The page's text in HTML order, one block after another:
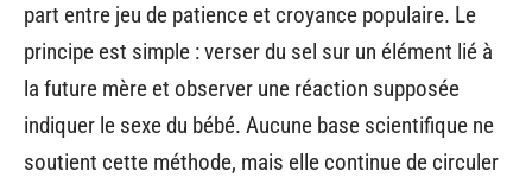
part entre jeu de patience et croyance populaire. Le
principe est simple : verser du sel sur un élément lié à
la future mère et observer une réaction supposée
indiquer le sexe du bébé. Aucune base scientifique ne
soutient cette méthode, mais elle continue de circuler